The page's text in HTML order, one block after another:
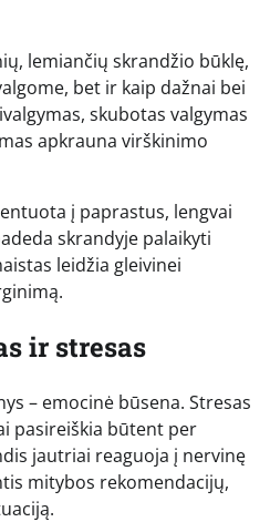
lemiančių skrandžio būklę,
bet ir kaip dažnai bei
skubotas valgymas
apkrauna virškinimo
į paprastus, lengvai
skrandyje palaikyti
leidžia gleivinei
ir stresas
– emocinė būsena. Stresas
pasireiškia būtent per
jautriai reaguoja į nervinę
mitybos rekomendacijų,